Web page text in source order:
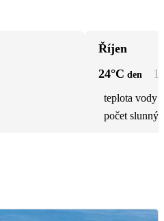
Říjen
24°C den
teplota vody
počet